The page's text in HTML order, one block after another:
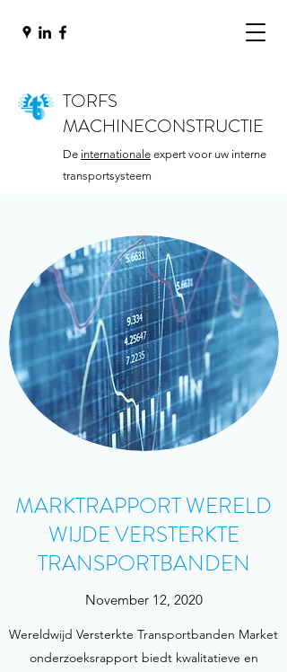
TORFS
MACHINECONSTRUCTIE
De internationale expert voor uw interne
transportsysteem
MARKTRAPPORT WERELD
WIJDE VERSTERKTE
TRANSPORTBANDEN
November 12, 2020
Wereldwijd Versterkte Transportbanden Market
onderzoeksrapport biedt kwalitatieve en